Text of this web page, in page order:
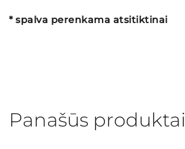
* spalva perenkama atsitiktinai
Panašūs produktai